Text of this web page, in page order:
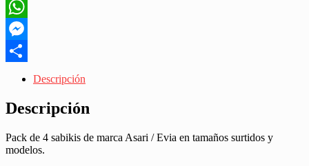
Email
WhatsApp
Messenger
Descripción
Descripción
Pack de 4 sabikis de marca Asari / Evia en tamaños surtidos y
modelos.